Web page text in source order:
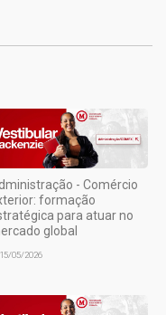
- Comércio
formação
para atuar no
global
15/05/2026